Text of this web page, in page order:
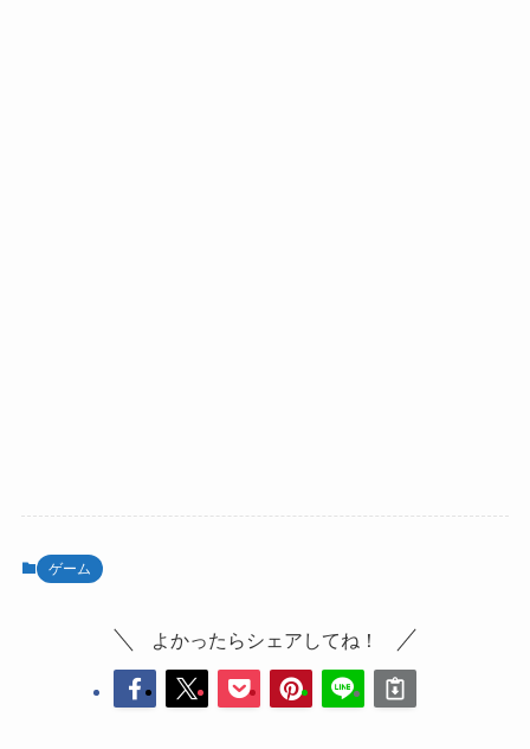
ゲーム
よかったらシェアしてね！